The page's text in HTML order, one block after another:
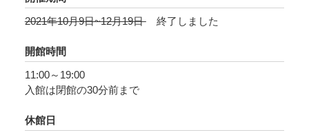
2021年10月9日~12月19日
終了しました
開館時間
11:00～19:00
入館は閉館の30分前まで
休館日